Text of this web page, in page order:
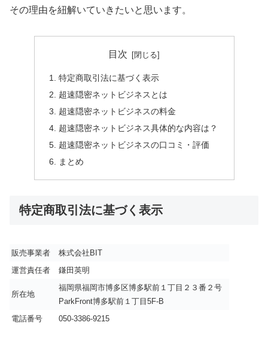
その理由を紐解いていきたいと思います。
目次
特定商取引法に基づく表示
超速隠密ネットビジネスとは
超速隠密ネットビジネスの料金
超速隠密ネットビジネス具体的な内容は？
超速隠密ネットビジネスの口コミ・評価
まとめ
特定商取引法に基づく表示
販売事業者
株式会社BIT
運営責任者
鎌田英明
所在地
福岡県福岡市博多区博多駅前１丁目２３番２号
ParkFront博多駅前１丁目5F-B
電話番号
050-3386-9215